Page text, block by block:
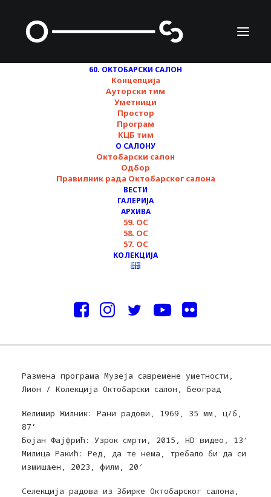
60. ОКТОБАРСКИ САЛОН
Концепција
Ауторски тим
Уметници
Простор
Програм
КЦБ тим
О САЛОНУ
Октобарски салон
Одбор
Правилник рада Октобарског салона
ВЕСТИ
ГАЛЕРИЈА
АРХИВА
59. ОС
58. ОС
57. ОС
КОЛЕКЦИЈА
МСУ Лион и
Колекција
Октобарски салон ▪︎
Пројекција филмова
и разговор ▪︎ 60.
Октобарски салон
28/10/2024
Размена програма Музеја савремене уметности,
Лион / Колекција Октобарски салон, Београд
Желимир Жилник: Рани радови, 1969, 35 мм, ц/б,
87’
Бојан Фајфрић: Узрок смрти, 2015, HD видео, 13′
Милица Ракић: Ред, да те нема, требало би да си
измишљен, 2023, филм, 20′
Селекција радова из Збирке Октобарског салона,